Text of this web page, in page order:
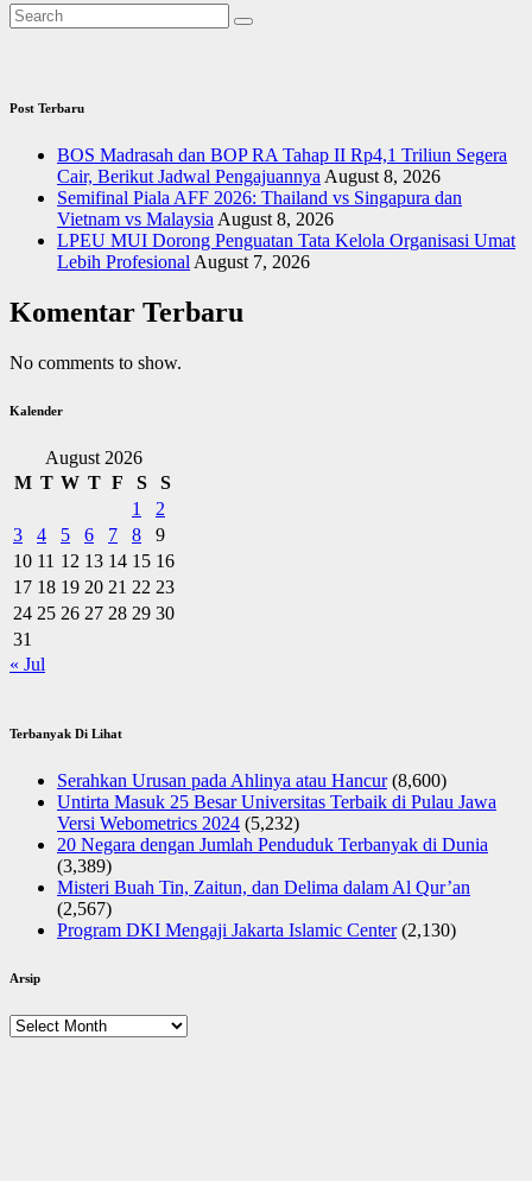
Post Terbaru
BOS Madrasah dan BOP RA Tahap II Rp4,1 Triliun Segera
Cair, Berikut Jadwal Pengajuannya August 8, 2026
Semifinal Piala AFF 2026: Thailand vs Singapura dan
Vietnam vs Malaysia August 8, 2026
LPEU MUI Dorong Penguatan Tata Kelola Organisasi Umat
Lebih Profesional August 7, 2026
Komentar Terbaru
No comments to show.
Kalender
August 2026
M T W T F S
S
1
2
3
4 5 6 7 8
9
10 11 12 13 14 15 16
17 18 19 20 21 22 23
24 25 26 27 28 29 30
31
« Jul
Terbanyak Di Lihat
Serahkan Urusan pada Ahlinya atau Hancur (8,600)
Untirta Masuk 25 Besar Universitas Terbaik di Pulau Jawa
Versi Webometrics 2024 (5,232)
20 Negara dengan Jumlah Penduduk Terbanyak di Dunia
(3,389)
Misteri Buah Tin, Zaitun, dan Delima dalam Al Qur’an
(2,567)
Program DKI Mengaji Jakarta Islamic Center (2,130)
Arsip
Arsip